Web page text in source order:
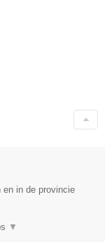
en in de provincie
▼